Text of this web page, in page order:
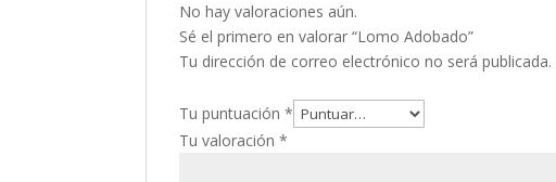
No hay valoraciones aún.
Sé el primero en valorar “Lomo Adobado”
Tu dirección de correo electrónico no será publicada.
Tu puntuación*
Tu valoración*